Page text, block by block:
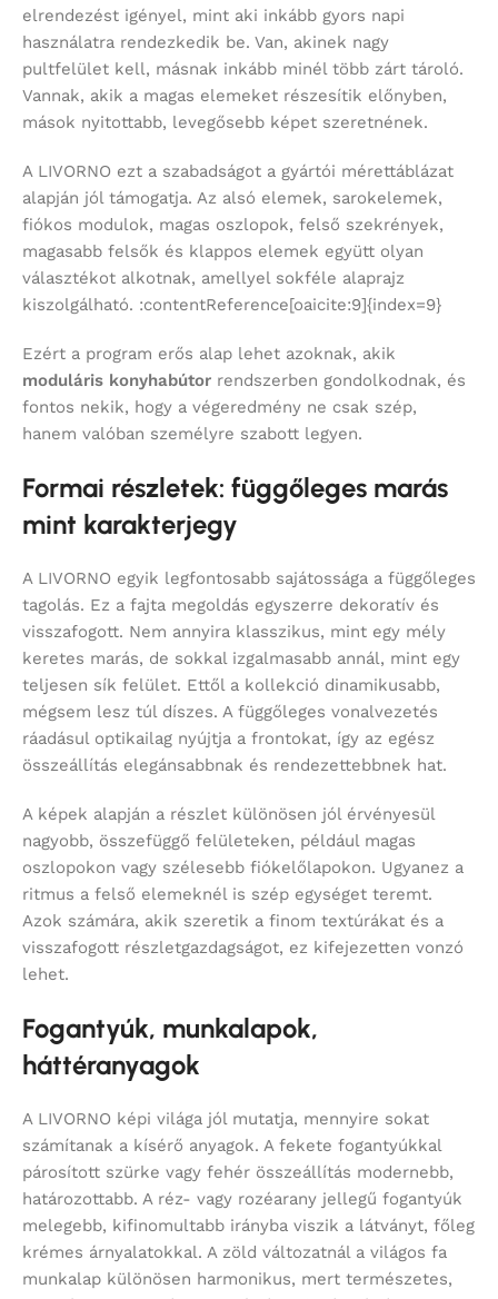
elrendezést igényel, mint aki inkább gyors napi
használatra rendezkedik be. Van, akinek nagy
pultfelület kell, másnak inkább minél több zárt tároló.
Vannak, akik a magas elemeket részesítik előnyben,
mások nyitottabb, levegősebb képet szeretnének.
A LIVORNO ezt a szabadságot a gyártói mérettáblázat
alapján jól támogatja. Az alsó elemek, sarokelemek,
fiókos modulok, magas oszlopok, felső szekrények,
magasabb felsők és klappos elemek együtt olyan
választékot alkotnak, amellyel sokféle alaprajz
kiszolgálható. :contentReference[oaicite:9]{index=9}
Ezért a program erős alap lehet azoknak, akik
moduláris konyhabútor rendszerben gondolkodnak, és
fontos nekik, hogy a végeredmény ne csak szép,
hanem valóban személyre szabott legyen.
Formai részletek: függőleges marás
mint karakterjegy
A LIVORNO egyik legfontosabb sajátossága a függőleges
tagolás. Ez a fajta megoldás egyszerre dekoratív és
visszafogott. Nem annyira klasszikus, mint egy mély
keretes marás, de sokkal izgalmasabb annál, mint egy
teljesen sík felület. Ettől a kollekció dinamikusabb,
mégsem lesz túl díszes. A függőleges vonalvezetés
ráadásul optikailag nyújtja a frontokat, így az egész
összeállítás elegánsabbnak és rendezettebbnek hat.
A képek alapján a részlet különösen jól érvényesül
nagyobb, összefüggő felületeken, például magas
oszlopokon vagy szélesebb fiókelőlapokon. Ugyanez a
ritmus a felső elemeknél is szép egységet teremt.
Azok számára, akik szeretik a finom textúrákat és a
visszafogott részletgazdagságot, ez kifejezetten vonzó
lehet.
Fogantyúk, munkalapok,
háttéranyagok
A LIVORNO képi világa jól mutatja, mennyire sokat
számítanak a kísérő anyagok. A fekete fogantyúkkal
párosított szürke vagy fehér összeállítás modernebb,
határozottabb. A réz- vagy rozéarany jellegű fogantyúk
melegebb, kifinomultabb irányba viszik a látványt, főleg
krémes árnyalatokkal. A zöld változatnál a világos fa
munkalap különösen harmonikus, mert természetes,